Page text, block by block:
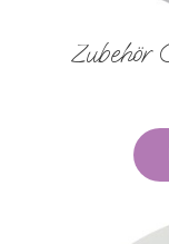
Zubehör